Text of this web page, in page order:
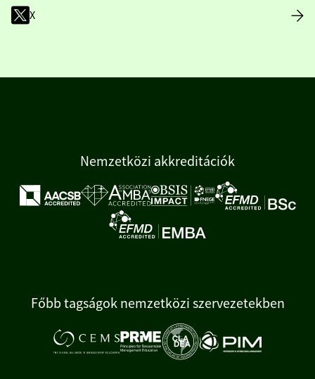
X
Nemzetközi akkreditációk
Főbb tagságok nemzetközi szervezetekben